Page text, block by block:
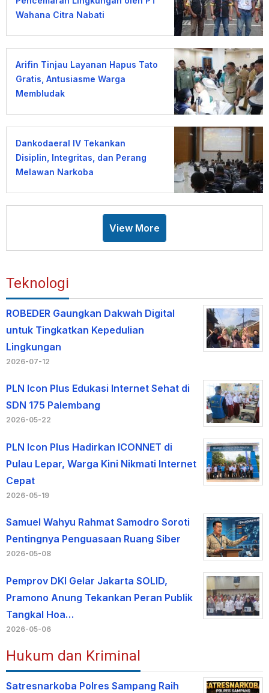
Wahana Citra Nabati
Arifin Tinjau Layanan Hapus Tato
Gratis, Antusiasme Warga
Membludak
Dankodaeral IV Tekankan
Disiplin, Integritas, dan Perang
Melawan Narkoba
View More
Teknologi
ROBEDER Gaungkan Dakwah Digital
untuk Tingkatkan Kepedulian
Lingkungan
2026-07-12
PLN Icon Plus Edukasi Internet Sehat di
SDN 175 Palembang
2026-05-22
PLN Icon Plus Hadirkan ICONNET di
Pulau Lepar, Warga Kini Nikmati Internet
Cepat
2026-05-19
Samuel Wahyu Rahmat Samodro Soroti
Pentingnya Penguasaan Ruang Siber
2026-05-08
Pemprov DKI Gelar Jakarta SOLID,
Pramono Anung Tekankan Peran Publik
Tangkal Hoa…
2026-05-06
Hukum dan Kriminal
Satresnarkoba Polres Sampang Raih